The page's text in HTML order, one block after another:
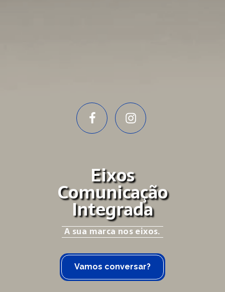
Eixos
Comunicação
Integrada
A sua marca nos eixos.
Vamos conversar?